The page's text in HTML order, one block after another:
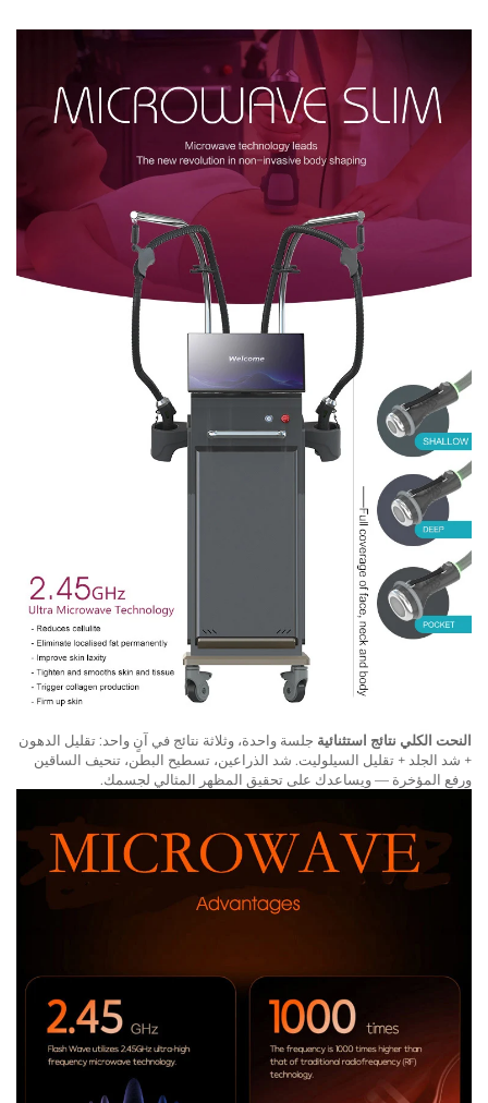
النحت الكلي نتائج استثنائية جلسة واحدة، وثلاثة نتائج في آنٍ واحد: تقليل الدهون
+ شد الجلد + تقليل السيلوليت. شد الذراعين، تسطيح البطن، تنحيف الساقين
ورفع المؤخرة — ويساعدك على تحقيق المظهر المثالي لجسمك.